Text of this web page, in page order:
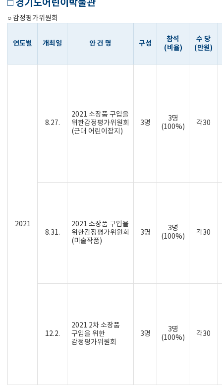
□ 경기도어린이박물관
○ 감정평가위원회
연도별 개최일 안 건 명 구성
참석
(비율)
수 당
(만원)
2021
8.27.
2021 소장품 구입을
위한감정평가위원회
(근대 어린이잡지)
3명
3명
(100%)
각30
8.31.
2021 소장품 구입을
위한감정평가위원회
(미술작품)
3명
3명
(100%)
각30
12.2.
2021 2차 소장품
구입을 위한
감정평가위원회
3명
3명
(100%)
각30